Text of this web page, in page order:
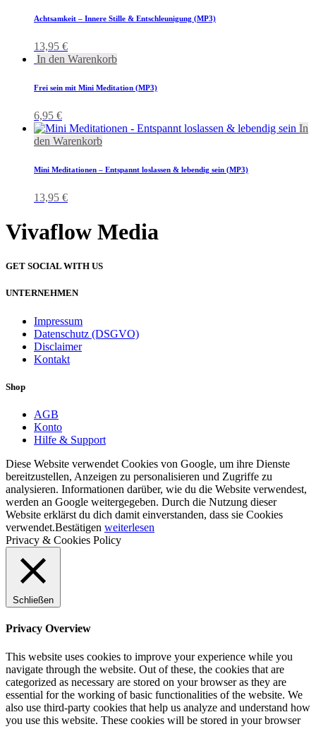
Achtsamkeit – Innere Stille & Entschleunigung (MP3)
13,95 €
In den Warenkorb
Frei sein mit Mini Meditation (MP3)
6,95 €
In
den Warenkorb
Mini Meditationen – Entspannt loslassen & lebendig sein (MP3)
13,95 €
Vivaflow Media
GET SOCIAL WITH US
UNTERNEHMEN
Impressum
Datenschutz (DSGVO)
Disclaimer
Kontakt
Shop
AGB
Konto
Hilfe & Support
Diese Website verwendet Cookies von Google, um ihre Dienste
bereitzustellen, Anzeigen zu personalisieren und Zugriffe zu
analysieren. Informationen darüber, wie du die Website verwendest,
werden an Google weitergegeben. Durch die Nutzung dieser
Website erklärst du dich damit einverstanden, dass sie Cookies
verwendet.Bestätigen weiterlesen
Privacy & Cookies Policy
Schließen
Privacy Overview
This website uses cookies to improve your experience while you
navigate through the website. Out of these, the cookies that are
categorized as necessary are stored on your browser as they are
essential for the working of basic functionalities of the website. We
also use third-party cookies that help us analyze and understand how
you use this website. These cookies will be stored in your browser